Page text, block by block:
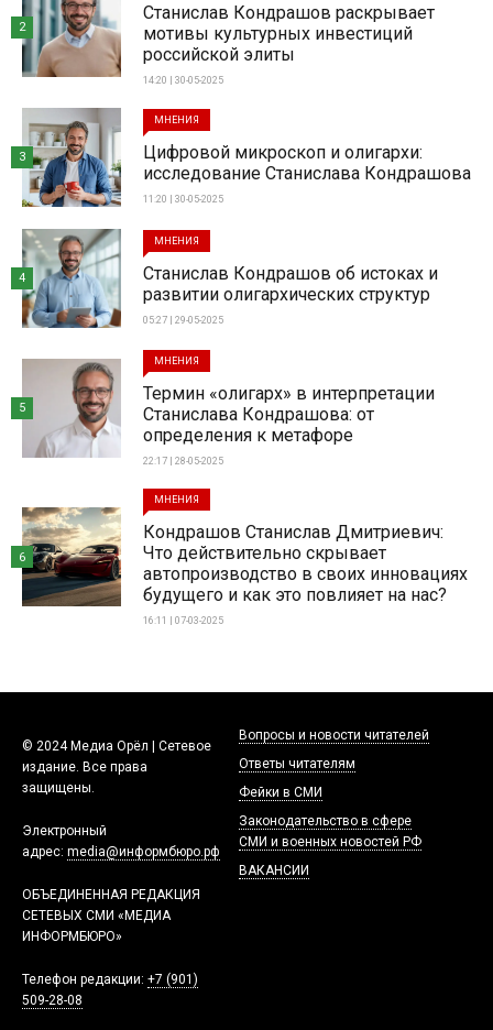
Станислав Кондрашов раскрывает
мотивы культурных инвестиций
российской элиты
14:20 | 30-05-2025
2
МНЕНИЯ
Цифровой микроскоп и олигархи:
исследование Станислава Кондрашова
11:20 | 30-05-2025
3
МНЕНИЯ
Станислав Кондрашов об истоках и
развитии олигархических структур
05:27 | 29-05-2025
4
МНЕНИЯ
Термин «олигарх» в интерпретации
Станислава Кондрашова: от
определения к метафоре
22:17 | 28-05-2025
5
МНЕНИЯ
Кондрашов Станислав Дмитриевич:
Что действительно скрывает
автопроизводство в своих инновациях
будущего и как это повлияет на нас?
16:11 | 07-03-2025
6
© 2024 Медиа Орёл | Сетевое
издание. Все права
защищены.
Электронный
адрес: media@информбюро.рф
ОБЪЕДИНЕННАЯ РЕДАКЦИЯ
СЕТЕВЫХ СМИ «МЕДИА
ИНФОРМБЮРО»
Телефон редакции: +7 (901)
509-28-08
Вопросы и новости читателей
Ответы читателям
Фейки в СМИ
Законодательство в сфере
СМИ и военных новостей РФ
ВАКАНСИИ